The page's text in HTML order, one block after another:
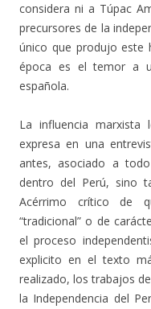
considera ni a Túpac
precursores de la
único que produjo este
época es el temor a
española.
La influencia
expresa en una
antes, asociado a
dentro del Perú, sino
Acérrimo crítico de
“tradicional” o de
el proceso
explicito en el texto
realizado, los trabajos
la Independencia del